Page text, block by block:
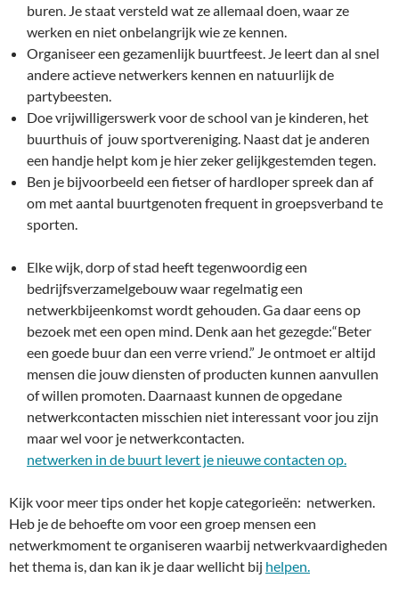
buren. Je staat versteld wat ze allemaal doen, waar ze
werken en niet onbelangrijk wie ze kennen.
Organiseer een gezamenlijk buurtfeest. Je leert dan al snel
andere actieve netwerkers kennen en natuurlijk de
partybeesten.
Doe vrijwilligerswerk voor de school van je kinderen, het
buurthuis of jouw sportvereniging. Naast dat je anderen
een handje helpt kom je hier zeker gelijkgestemden tegen.
Ben je bijvoorbeeld een fietser of hardloper spreek dan af
om met aantal buurtgenoten frequent in groepsverband te
sporten.
Elke wijk, dorp of stad heeft tegenwoordig een
bedrijfsverzamelgebouw waar regelmatig een
netwerkbijeenkomst wordt gehouden. Ga daar eens op
bezoek met een open mind. Denk aan het gezegde:“Beter
een goede buur dan een verre vriend.” Je ontmoet er altijd
mensen die jouw diensten of producten kunnen aanvullen
of willen promoten. Daarnaast kunnen de opgedane
netwerkcontacten misschien niet interessant voor jou zijn
maar wel voor je netwerkcontacten.
netwerken in de buurt levert je nieuwe contacten op.
Kijk voor meer tips onder het kopje categorieën: netwerken.
Heb je de behoefte om voor een groep mensen een
netwerkmoment te organiseren waarbij netwerkvaardigheden
het thema is, dan kan ik je daar wellicht bij helpen.